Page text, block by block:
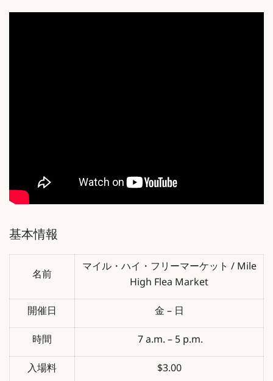
基本情報
名前 マイル・ハイ・フリーマーケット / Mile
High Flea Market
開催日
金 – 日
時間
7 a.m. – 5 p.m.
入場料
$3.00